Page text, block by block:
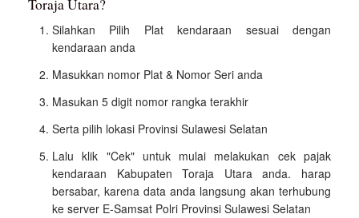
Toraja Utara?
Silahkan Pilih Plat kendaraan sesuai dengan
kendaraan anda
Masukkan nomor Plat & Nomor Seri anda
Masukan 5 digit nomor rangka terakhir
Serta pilih lokasi Provinsi Sulawesi Selatan
Lalu klik "Cek" untuk mulai melakukan cek pajak
kendaraan Kabupaten Toraja Utara anda. harap
bersabar, karena data anda langsung akan terhubung
ke server E-Samsat Polri Provinsi Sulawesi Selatan